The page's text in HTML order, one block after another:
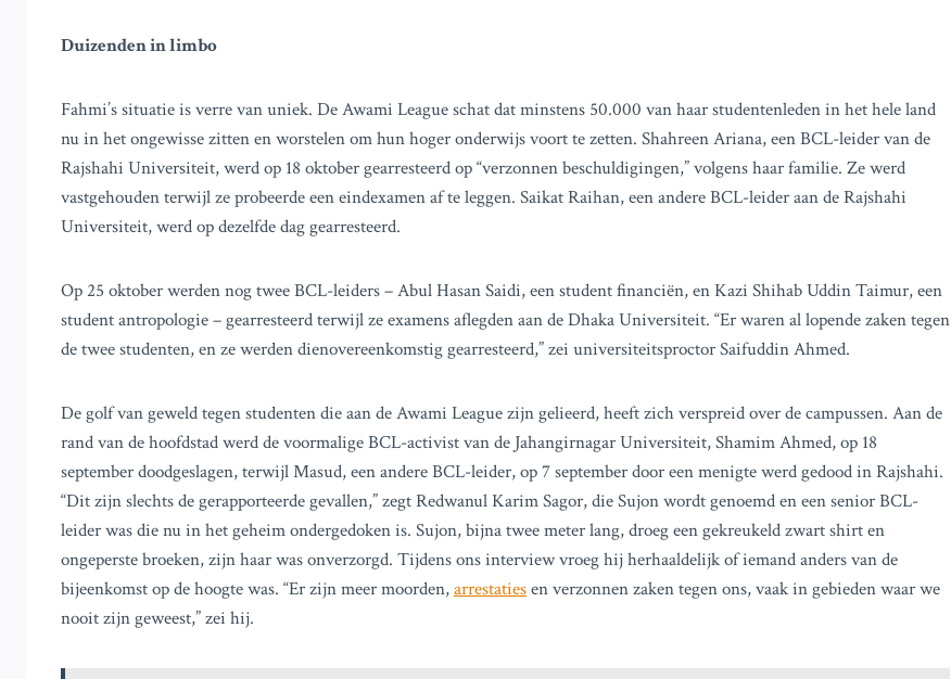
Duizenden in limbo
Fahmi’s situatie is verre van uniek. De Awami League schat dat minstens 50.000 van haar studentenleden in het hele land
nu in het ongewisse zitten en worstelen om hun hoger onderwijs voort te zetten. Shahreen Ariana, een BCL-leider van de
Rajshahi Universiteit, werd op 18 oktober gearresteerd op “verzonnen beschuldigingen,” volgens haar familie. Ze werd
vastgehouden terwijl ze probeerde een eindexamen af te leggen. Saikat Raihan, een andere BCL-leider aan de Rajshahi
Universiteit, werd op dezelfde dag gearresteerd.
Op 25 oktober werden nog twee BCL-leiders – Abul Hasan Saidi, een student financiën, en Kazi Shihab Uddin Taimur, een
student antropologie – gearresteerd terwijl ze examens aflegden aan de Dhaka Universiteit. “Er waren al lopende zaken tegen
de twee studenten, en ze werden dienovereenkomstig gearresteerd,” zei universiteitsproctor Saifuddin Ahmed.
De golf van geweld tegen studenten die aan de Awami League zijn gelieerd, heeft zich verspreid over de campussen. Aan de
rand van de hoofdstad werd de voormalige BCL-activist van de Jahangirnagar Universiteit, Shamim Ahmed, op 18
september doodgeslagen, terwijl Masud, een andere BCL-leider, op 7 september door een menigte werd gedood in Rajshahi.
“Dit zijn slechts de gerapporteerde gevallen,” zegt Redwanul Karim Sagor, die Sujon wordt genoemd en een senior BCL-
leider was die nu in het geheim ondergedoken is. Sujon, bijna twee meter lang, droeg een gekreukeld zwart shirt en
ongeperste broeken, zijn haar was onverzorgd. Tijdens ons interview vroeg hij herhaaldelijk of iemand anders van de
bijeenkomst op de hoogte was. “Er zijn meer moorden,arrestatiesen verzonnen zaken tegen ons, vaak in gebieden waar we
nooit zijn geweest,” zei hij.